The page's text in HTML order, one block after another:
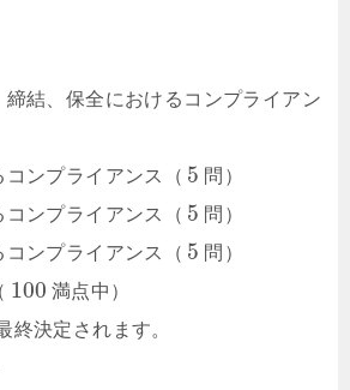
結、保全におけるコンプライアン
ンプライアンス（ 5 問）
ンプライアンス（ 5 問）
ンプライアンス（ 5 問）
100 満点中）
決定されます。